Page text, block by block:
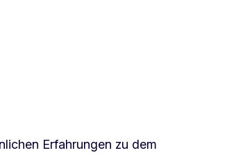
Erfahrungen zu dem